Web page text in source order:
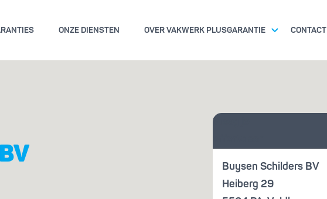
ONZE DIENSTEN OVER VAKWERK PLUSGARANTIE
KENNISBANK
CONTACT
Vraag je
Buysen Schilders BV
Heiberg 29